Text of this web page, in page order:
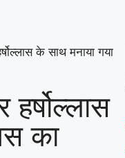
के साथ मनाया गया
का